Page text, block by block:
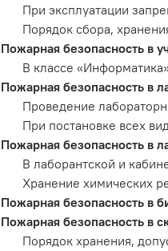
При эксплуатации
Порядок сбора,
Пожарная безопасность в
В классе
Пожарная безопасность в
Проведение
При постановке всех
Пожарная безопасность в
В лаборантской и
Хранение химических
Пожарная безопасность в
Пожарная безопасность в
Порядок хранения,